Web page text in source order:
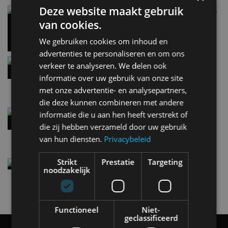
Carbon fibre op je laadkabel: nergens voor nodig,
en precies daarom geweldig
5 aug
Hennessey Blackbird krijgt atmosferische V8 en
handbak: soms is eenvoud leuker
5 aug
Audi A2 e-Tron mikt op verbruik van 12,8 kWh
per 100 kilometer
4 aug
Elektrische Geely E2 (tijdelijk) net zo goedkoop
als een Renault Twingo
Deze website maakt gebruik
van cookies.
We gebruiken cookies om inhoud en
advertenties te personaliseren en om ons
verkeer te analyseren. We delen ook
informatie over uw gebruik van onze site
met onze advertentie- en analysepartners,
die deze kunnen combineren met andere
informatie die u aan hen heeft verstrekt of
die zij hebben verzameld door uw gebruik
van hun diensten. Privacybeleid
Strikt
noodzakelijk
Prestatie Targeting
Functioneel
Niet-
geclassificeerd